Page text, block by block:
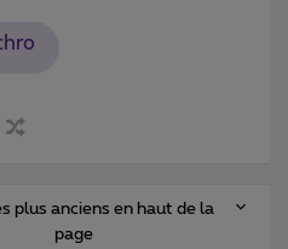
plus anciens en haut de la
page